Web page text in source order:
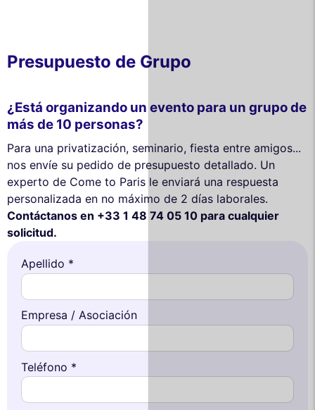
Presupuesto de Grupo
¿Está organizando un evento para un grupo de
más de 10 personas?
Para una privatización, seminario, fiesta entre amigos...
nos envíe su pedido de presupuesto detallado. Un
experto de Come to Paris le enviará una respuesta
personalizada en no máximo de 2 días laborales.
Contáctanos en +33 1 48 74 05 10 para cualquier
solicitud.
Apellido *
Empresa / Asociación
Teléfono *